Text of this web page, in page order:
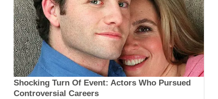
Shocking Turn Of Event: Actors Who Pursued
Controversial Careers